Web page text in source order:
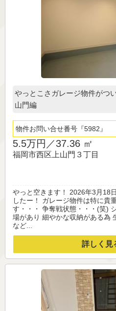
やっとこさガレージ物件がつ
山門編
物件お問い合せ番号 5982
5.5万円／37.36 ㎡
福岡市西区上山門３丁目
やっと空きます！ 2026年3月18
したー！ ガレージ物件は特に貴
す・・・ 争奪戦状態・・・(笑)
場があり 細やかな収納がある為
など...
詳しく見